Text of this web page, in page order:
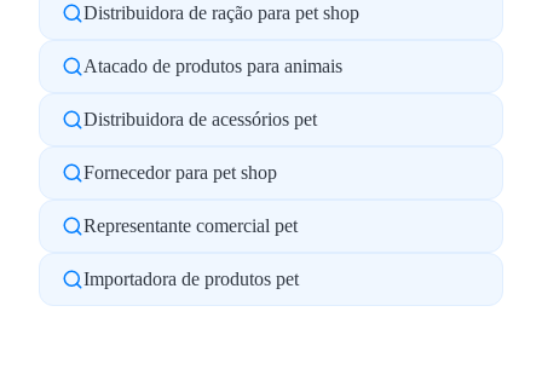
Distribuidora de ração para pet shop
Atacado de produtos para animais
Distribuidora de acessórios pet
Fornecedor para pet shop
Representante comercial pet
Importadora de produtos pet